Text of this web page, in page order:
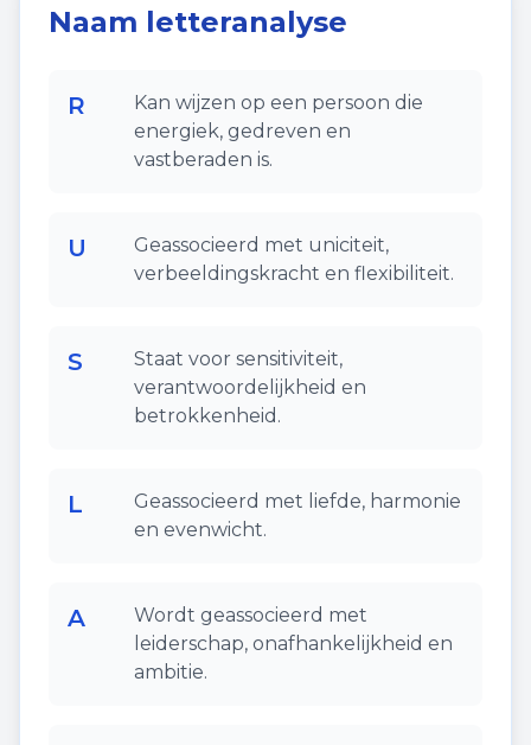
Naam letteranalyse
R
Kan wijzen op een persoon die
energiek, gedreven en
vastberaden is.
U
Geassocieerd met uniciteit,
verbeeldingskracht en flexibiliteit.
S
Staat voor sensitiviteit,
verantwoordelijkheid en
betrokkenheid.
L
Geassocieerd met liefde, harmonie
en evenwicht.
A
Wordt geassocieerd met
leiderschap, onafhankelijkheid en
ambitie.